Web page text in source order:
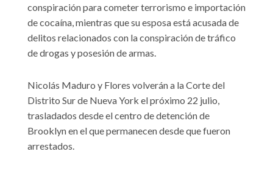
conspiración para cometer terrorismo e importación
de cocaína, mientras que su esposa está acusada de
delitos relacionados con la conspiración de tráfico
de drogas y posesión de armas.
Nicolás Maduro y Flores volverán a la Corte del
Distrito Sur de Nueva York el próximo 22 julio,
trasladados desde el centro de detención de
Brooklyn en el que permanecen desde que fueron
arrestados.